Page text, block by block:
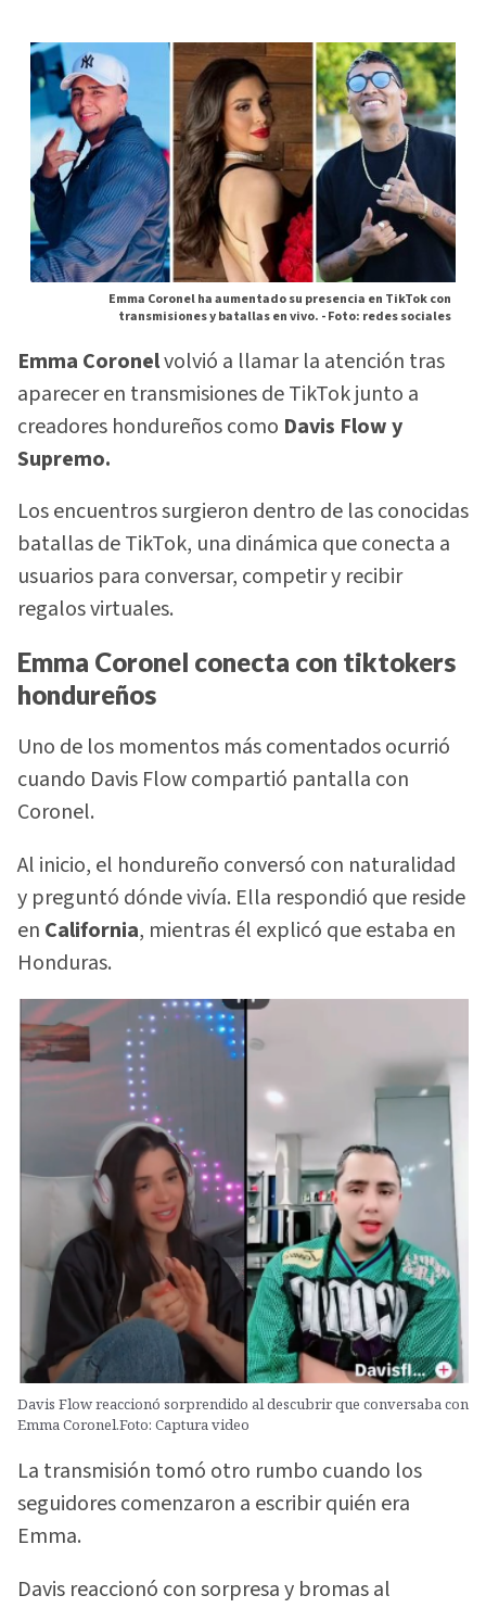
Emma Coronel ha aumentado su presencia en TikTok con
transmisiones y batallas en vivo. -Foto: redes sociales
Emma Coronelvolvió a llamar la atención tras
aparecer en transmisiones de TikTok junto a
creadores hondureños como Davis Flow y
Supremo.
Los encuentros surgieron dentro de las conocidas
batallas de TikTok, una dinámica que conecta a
usuarios para conversar, competir y recibir
regalos virtuales.
Emma Coronel conecta con tiktokers
hondureños
Uno de los momentos más comentados ocurrió
cuando Davis Flow compartió pantalla con
Coronel.
Al inicio, el hondureño conversó con naturalidad
y preguntó dónde vivía. Ella respondió que reside
en California, mientras él explicó que estaba en
Honduras.
Davis Flow reaccionó sorprendido al descubrir que conversaba con
Emma Coronel.Foto: Captura video
La transmisión tomó otro rumbo cuando los
seguidores comenzaron a escribir quién era
Emma.
Davis reaccionó con sorpresa y bromas al